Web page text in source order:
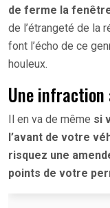
de ferme la
de l’étrangeté de la
font l’écho de ce
houleux.
Une infraction
Il en va de même si
l’avant de votre
risquez une
points de votre